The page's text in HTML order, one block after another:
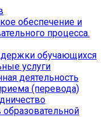
обеспечение и
процесса.
обучающихся
услуги
деятельность
(перевода)
образовательной